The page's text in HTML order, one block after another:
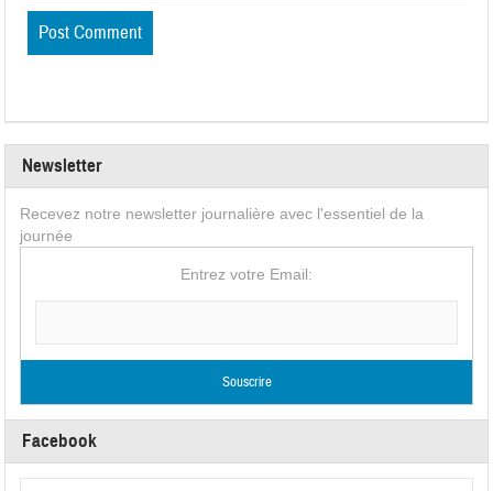
Newsletter
Recevez notre newsletter journalière avec l'essentiel de la
journée
Entrez votre Email:
Facebook